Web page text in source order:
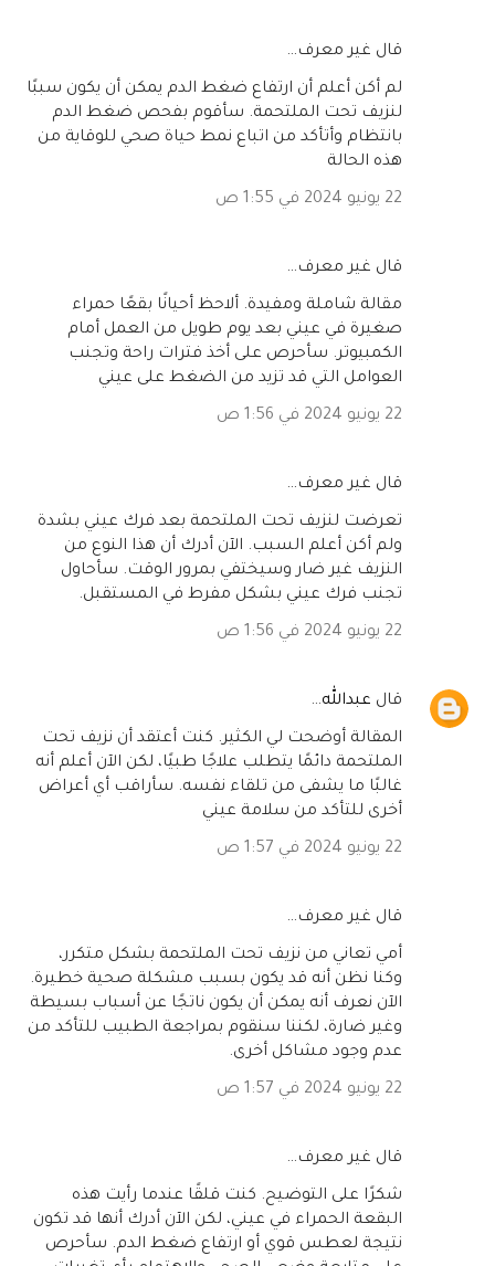
‏قال غير معرف…
لم أكن أعلم أن ارتفاع ضغط الدم يمكن أن يكون سببًا
لنزيف تحت الملتحمة. سأقوم بفحص ضغط الدم
بانتظام وأتأكد من اتباع نمط حياة صحي للوقاية من
هذه الحالة
22 يونيو 2024 في 1:55 ص
‏قال غير معرف…
مقالة شاملة ومفيدة. ألاحظ أحيانًا بقعًا حمراء
صغيرة في عيني بعد يوم طويل من العمل أمام
الكمبيوتر. سأحرص على أخذ فترات راحة وتجنب
العوامل التي قد تزيد من الضغط على عيني
22 يونيو 2024 في 1:56 ص
‏قال غير معرف…
تعرضت لنزيف تحت الملتحمة بعد فرك عيني بشدة
ولم أكن أعلم السبب. الآن أدرك أن هذا النوع من
النزيف غير ضار وسيختفي بمرور الوقت. سأحاول
تجنب فرك عيني بشكل مفرط في المستقبل.
22 يونيو 2024 في 1:56 ص
‏قال عبدالله…
المقالة أوضحت لي الكثير. كنت أعتقد أن نزيف تحت
الملتحمة دائمًا يتطلب علاجًا طبيًا، لكن الآن أعلم أنه
غالبًا ما يشفى من تلقاء نفسه. سأراقب أي أعراض
أخرى للتأكد من سلامة عيني
22 يونيو 2024 في 1:57 ص
‏قال غير معرف…
أمي تعاني من نزيف تحت الملتحمة بشكل متكرر،
وكنا نظن أنه قد يكون بسبب مشكلة صحية خطيرة.
الآن نعرف أنه يمكن أن يكون ناتجًا عن أسباب بسيطة
وغير ضارة، لكننا سنقوم بمراجعة الطبيب للتأكد من
عدم وجود مشاكل أخرى.
22 يونيو 2024 في 1:57 ص
‏قال غير معرف…
شكرًا على التوضيح. كنت قلقًا عندما رأيت هذه
البقعة الحمراء في عيني، لكن الآن أدرك أنها قد تكون
نتيجة لعطس قوي أو ارتفاع ضغط الدم. سأحرص